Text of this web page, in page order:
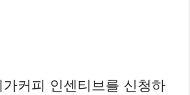
커피 인센티브를 신청하